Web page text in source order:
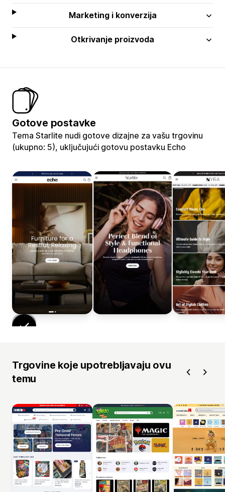
Marketing i konverzija
Otkrivanje proizvoda
Gotove postavke
Tema Starlite nudi gotove dizajne za vašu trgovinu
(ukupno: 5), uključujući gotovu postavku Echo
Trgovine koje upotrebljavaju ovu
temu